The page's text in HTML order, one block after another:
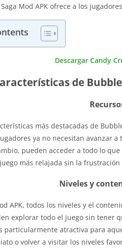
Mod APK ofrece a los
Descargar Candy
de
más destacadas de
ya no necesitan avanzar
pueden acceder a todo lo
más relajada sin la frustración
Niveles y
APK, todos los niveles y el
explorar todo el juego sin tener
particularmente atractiva para
o volver a visitar los niveles